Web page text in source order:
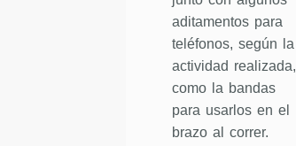
aditamentos para
teléfonos, según la
actividad realizada,
como la bandas
para usarlos en el
brazo al correr.